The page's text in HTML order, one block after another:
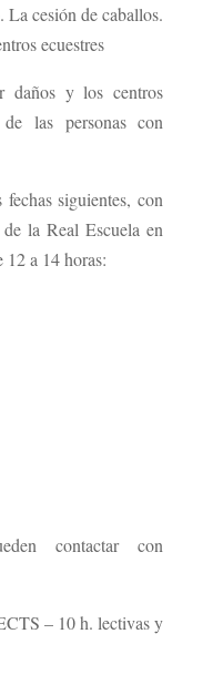
cesión de caballos.
ecuestres
daños y los centros
las personas con
siguientes, con
la Real Escuela en
12 a 14 horas:
contactar con
– 10 h. lectivas y